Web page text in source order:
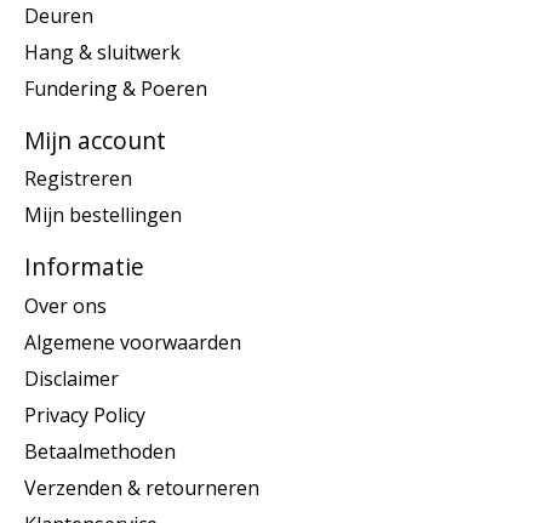
Deuren
Hang & sluitwerk
Fundering & Poeren
Mijn account
Registreren
Mijn bestellingen
Informatie
Over ons
Algemene voorwaarden
Disclaimer
Privacy Policy
Betaalmethoden
Verzenden & retourneren